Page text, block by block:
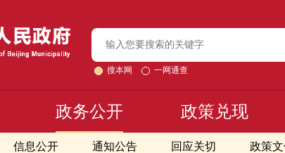
搜本网 一网通查
政务公开
信息公开 通知公告 回应关切 政策
政策兑现